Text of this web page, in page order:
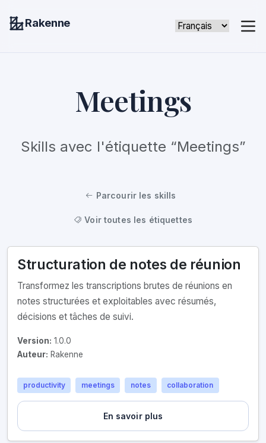
Rakenne
Meetings
Skills avec l'étiquette “Meetings”
Parcourir les skills
Voir toutes les étiquettes
Structuration de notes de réunion
Transformez les transcriptions brutes de réunions en
notes structurées et exploitables avec résumés,
décisions et tâches de suivi.
Version: 1.0.0
Auteur: Rakenne
productivity meetings notes collaboration
En savoir plus